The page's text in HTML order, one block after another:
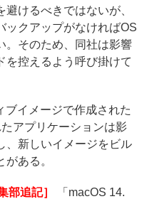
けるべきではないが、
ックアップがなければOS
。そのため、同社は影響
を控えるよう呼び掛けて
イメージで作成された
アプリケーションは影
、新しいイメージをビル
ある。
部追記］
「macOS 14.